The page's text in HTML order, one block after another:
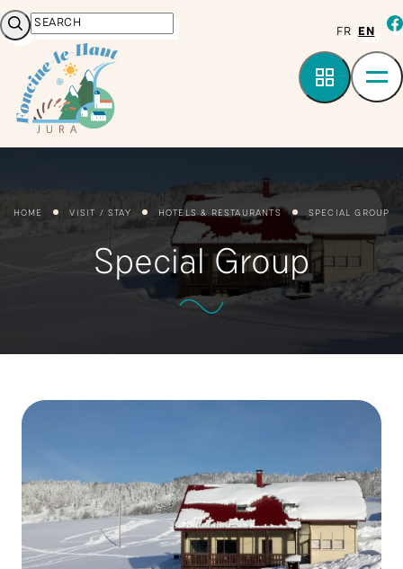
Search FR EN
HOME VISIT / STAY HOTELS & RESTAURANTS SPECIAL GROUP
Special Group
Cookies management panel